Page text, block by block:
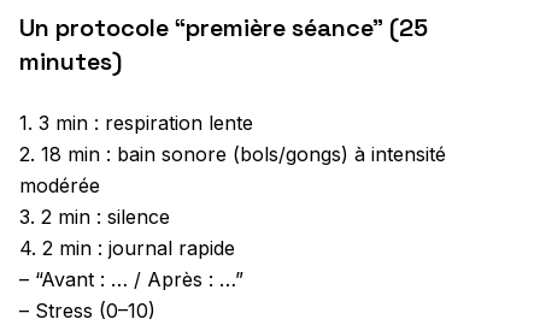
Un protocole “première séance” (25
minutes)
1. 3 min : respiration lente
2. 18 min : bain sonore (bols/gongs) à intensité
modérée
3. 2 min : silence
4. 2 min : journal rapide
– “Avant : … / Après : …”
– Stress (0–10)